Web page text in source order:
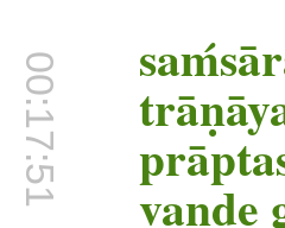
00:17:51 vande